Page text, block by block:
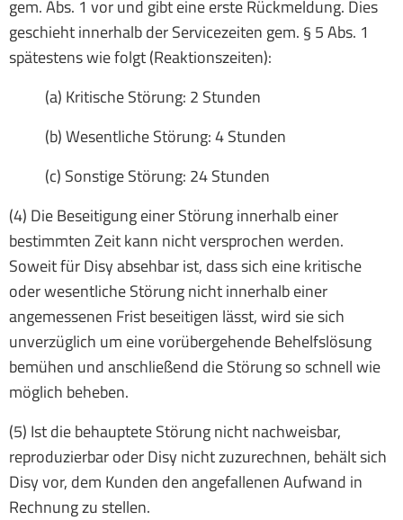
gem. Abs. 1 vor und gibt eine erste Rückmeldung. Dies
geschieht innerhalb der Servicezeiten gem. § 5 Abs. 1
spätestens wie folgt (Reaktionszeiten):
(a) Kritische Störung: 2 Stunden
(b) Wesentliche Störung: 4 Stunden
(c) Sonstige Störung: 24 Stunden
(4) Die Beseitigung einer Störung innerhalb einer
bestimmten Zeit kann nicht versprochen werden.
Soweit für Disy absehbar ist, dass sich eine kritische
oder wesentliche Störung nicht innerhalb einer
angemessenen Frist beseitigen lässt, wird sie sich
unverzüglich um eine vorübergehende Behelfslösung
bemühen und anschließend die Störung so schnell wie
möglich beheben.
(5) Ist die behauptete Störung nicht nachweisbar,
reproduzierbar oder Disy nicht zuzurechnen, behält sich
Disy vor, dem Kunden den angefallenen Aufwand in
Rechnung zu stellen.